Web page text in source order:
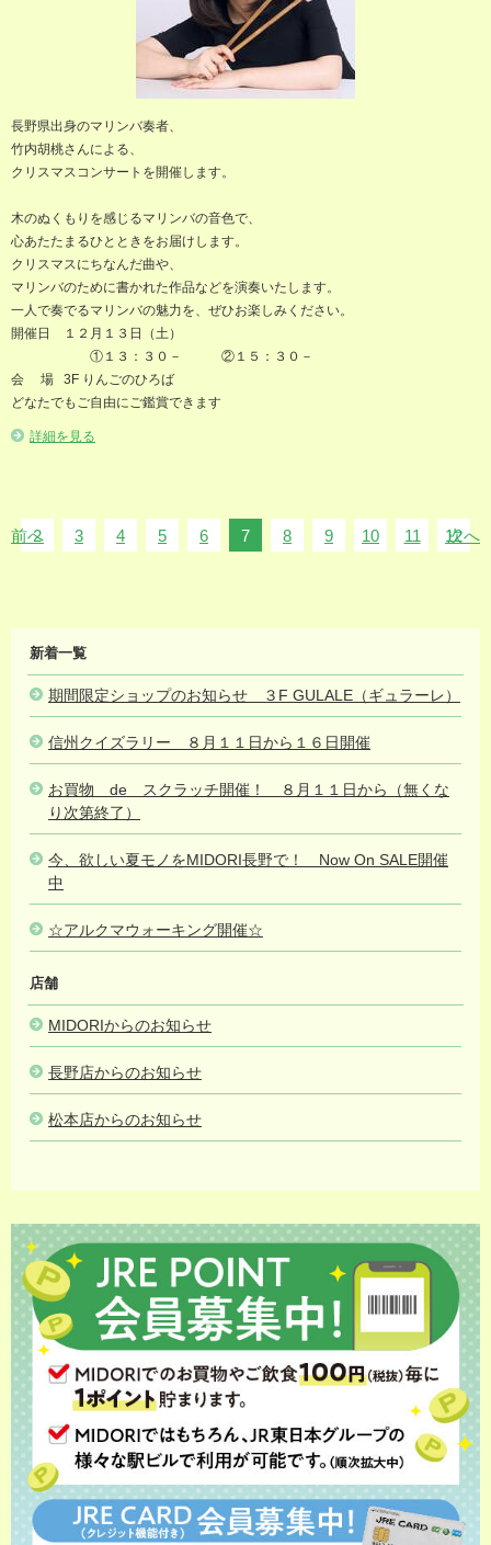
長野県出身のマリンバ奏者、
竹内胡桃さんによる、
クリスマスコンサートを開催します。
木のぬくもりを感じるマリンバの音色で、
心あたたまるひとときをお届けします。
クリスマスにちなんだ曲や、
マリンバのために書かれた作品などを演奏いたします。
一人で奏でるマリンバの魅力を、ぜひお楽しみください。
開催日 １２月１３日（土）
①１３：３０－ ②１５：３０－
会 場 3F りんごのひろば
どなたでもご自由にご鑑賞できます
詳細を見る
前へ
2 3 4 5 6 7 8 9 10 11 12
次へ
MIDORI
NEWS
新着一覧
期間限定ショップのお知らせ ３F GULALE（ギュラーレ）
信州クイズラリー ８月１１日から１６日開催
お買物 de スクラッチ開催！ ８月１１日から（無くな
り次第終了）
今、欲しい夏モノをMIDORI長野で！ Now On SALE開催
中
☆アルクマウォーキング開催☆
店舗
MIDORIからのお知らせ
長野店からのお知らせ
松本店からのお知らせ